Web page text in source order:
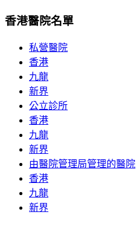
香港醫院名單
私營醫院
香港
九龍
新界
公立診所
香港
九龍
新界
由醫院管理局管理的醫院
香港
九龍
新界